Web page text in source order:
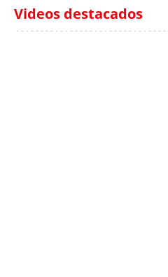
Videos destacados